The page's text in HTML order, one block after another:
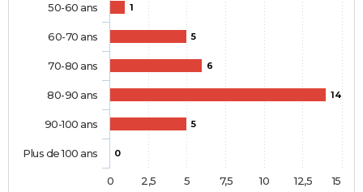
1
5
6
14
5
0
50-60 ans
60-70 ans
70-80 ans
80-90 ans
90-100 ans
Plus de 100 ans
0 2,5 5 7,5 10 12,5 15